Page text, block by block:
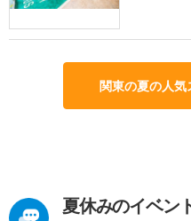
関東の夏の人
夏休みのイベン